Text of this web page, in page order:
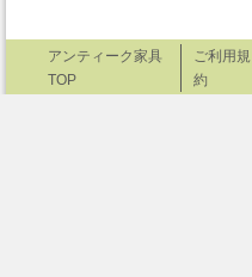
アンティーク家具
TOP
ご利用規
約